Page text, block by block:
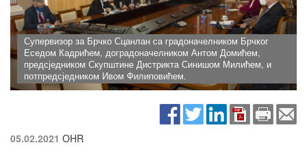
Супервизор за Брчко Сцанлан са градоначелником Брчког
Еседом Кадрићем, доградоначелником Антом Домићем,
предсједником Скупштине Дистрикта Синишом Милићем, и
потпредсједником Ивом Филиповићем.
05.02.2021 OHR